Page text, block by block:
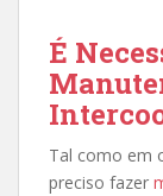
É
Tal como em
preciso fazer